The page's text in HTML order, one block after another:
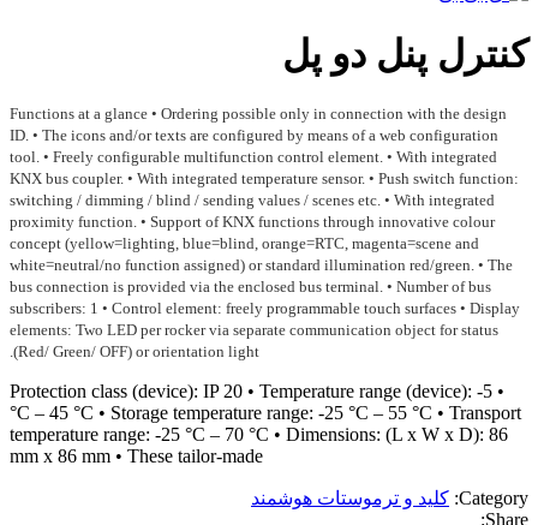
کنترل پنل دو پل
Functions at a glance • Ordering possible only in connection with the design
ID. • The icons and/or texts are configured by means of a web configuration
tool. • Freely configurable multifunction control element. • With integrated
KNX bus coupler. • With integrated temperature sensor. • Push switch function:
switching / dimming / blind / sending values / scenes etc. • With integrated
proximity function. • Support of KNX functions through innovative colour
concept (yellow=lighting, blue=blind, orange=RTC, magenta=scene and
white=neutral/no function assigned) or standard illumination red/green. • The
bus connection is provided via the enclosed bus terminal. • Number of bus
subscribers: 1 • Control element: freely programmable touch surfaces • Display
elements: Two LED per rocker via separate communication object for status
(Red/ Green/ OFF) or orientation light.
• Protection class (device): IP 20 • Temperature range (device): -5
°C – 45 °C • Storage temperature range: -25 °C – 55 °C • Transport
temperature range: -25 °C – 70 °C • Dimensions: (L x W x D): 86
mm x 86 mm • These tailor-made
Category: کلید و ترموستات هوشمند
Share: